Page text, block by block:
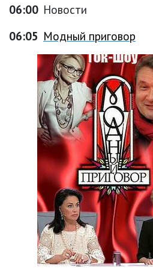
06:00 Новости
06:05 Модный приговор